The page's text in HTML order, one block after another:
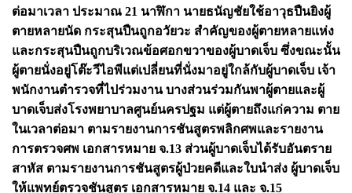
ต่อมาเวลา ประมาณ 21 นาฬิกา นายธนัญชัยใช้อาวุธปืนยิงผู้
ตายหลายนัด กระสุนปืนถูกอวัยวะ สําคัญของผู้ตายหลายแห่ง
และกระสุนปืนถูกบริเวณข้อศอกขวาของผู้บาดเจ็บ ซึ่งขณะนั้น
ผู้ตายนั่งอยู่โต๊ะวีไอพีแต่เปลี่ยนที่นั่งมาอยู่ใกล้กับผู้บาดเจ็บ เจ้า
พนักงานตํารวจที่ไปร่วมงาน บางส่วนร่วมกันพาผู้ตายและผู้
บาดเจ็บส่งโรงพยาบาลศูนย์นครปฐม แต่ผู้ตายถึงแก่ความ ตาย
ในเวลาต่อมา ตามรายงานการชันสูตรพลิกศพและรายงาน
การตรวจศพ เอกสารหมาย จ.13 ส่วนผู้บาดเจ็บได้รับอันตราย
สาหัส ตามรายงานการชันสูตรผู้ป่วยคดีและใบนําส่ง ผู้บาดเจ็บ
ให้แพทย์ตรวจชันสูตร เอกสารหมาย จ.14 และ จ.15